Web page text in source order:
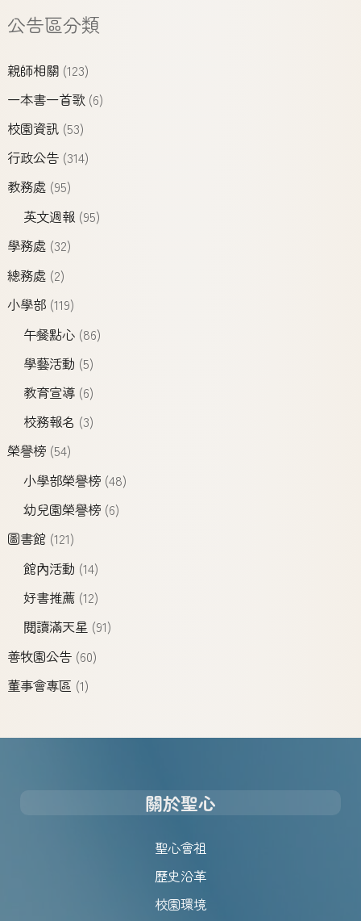
公告區分類
親師相關(123)
一本書一首歌(6)
校園資訊(53)
行政公告(314)
教務處(95)
英文週報(95)
學務處(32)
總務處(2)
小學部(119)
午餐點心(86)
學藝活動 (5)
教育宣導(6)
校務報名 (3)
榮譽榜(54)
小學部榮譽榜(48)
幼兒園榮譽榜(6)
圖書館(121)
館內活動 (14)
好書推薦(12)
閱讀滿天星 (91)
善牧園公告(60)
董事會專區 (1)
關於聖心
聖心會祖
歷史沿革
校園環境